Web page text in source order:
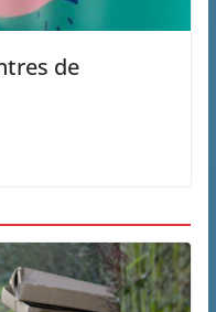
de